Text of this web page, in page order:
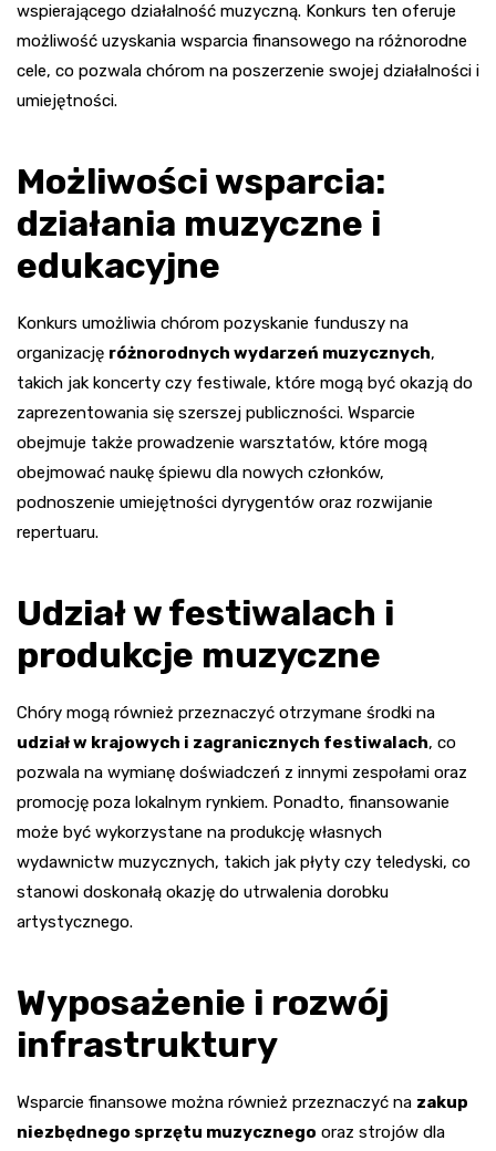
wspierającego działalność muzyczną. Konkurs ten oferuje
możliwość uzyskania wsparcia finansowego na różnorodne
cele, co pozwala chórom na poszerzenie swojej działalności i
umiejętności.
Możliwości wsparcia:
działania muzyczne i
edukacyjne
Konkurs umożliwia chórom pozyskanie funduszy na
organizację różnorodnych wydarzeń muzycznych,
takich jak koncerty czy festiwale, które mogą być okazją do
zaprezentowania się szerszej publiczności. Wsparcie
obejmuje także prowadzenie warsztatów, które mogą
obejmować naukę śpiewu dla nowych członków,
podnoszenie umiejętności dyrygentów oraz rozwijanie
repertuaru.
Udział w festiwalach i
produkcje muzyczne
Chóry mogą również przeznaczyć otrzymane środki na
udział w krajowych i zagranicznych festiwalach, co
pozwala na wymianę doświadczeń z innymi zespołami oraz
promocję poza lokalnym rynkiem. Ponadto, finansowanie
może być wykorzystane na produkcję własnych
wydawnictw muzycznych, takich jak płyty czy teledyski, co
stanowi doskonałą okazję do utrwalenia dorobku
artystycznego.
Wyposażenie i rozwój
infrastruktury
Wsparcie finansowe można również przeznaczyć na zakup
niezbędnego sprzętu muzycznego oraz strojów dla